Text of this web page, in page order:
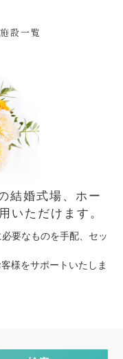
施設一覧
結婚式場、 ホー
いただけます。
要なものを手配、セッ
様をサポートいたしま